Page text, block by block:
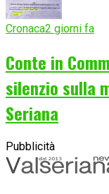
Cronaca2 giorni fa
Conte in
silenzio sulla
Seriana
Pubblicità